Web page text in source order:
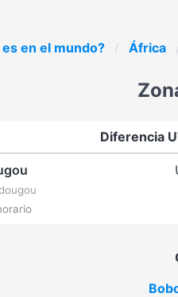
en el mundo? África
Diferencia